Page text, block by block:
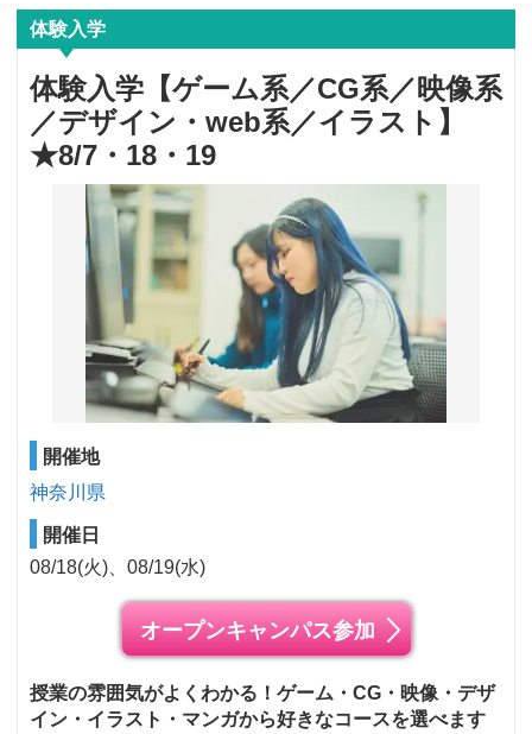
体験入学
体験入学【ゲーム系／CG系／映像系
／デザイン・web系／イラスト】
★8/7・18・19
開催地
神奈川県
開催日
08/18(火)
08/19(水)
オープンキャンパス参加
授業の雰囲気がよくわかる！ゲーム・CG・映像・デザ
イン・イラスト・マンガから好きなコースを選べます